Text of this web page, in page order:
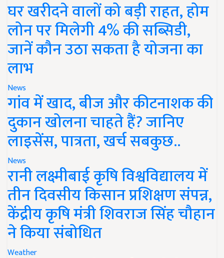
घर खरीदने वालों को बड़ी राहत, होम
लोन पर मिलेगी 4% की सब्सिडी,
जानें कौन उठा सकता है योजना का
लाभ
News
गांव में खाद, बीज और कीटनाशक की
दुकान खोलना चाहते हैं? जानिए
लाइसेंस, पात्रता, खर्च सबकुछ..
News
रानी लक्ष्मीबाई कृषि विश्वविद्यालय में
तीन दिवसीय किसान प्रशिक्षण संपन्न,
केंद्रीय कृषि मंत्री शिवराज सिंह चौहान
ने किया संबोधित
Weather